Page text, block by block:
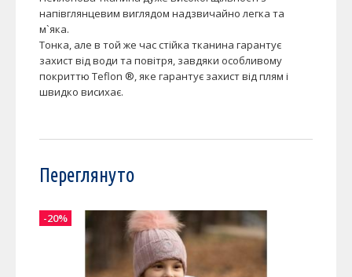
напівглянцевим виглядом надзвичайно легка та
м`яка.
Тонка, але в той же час стійка тканина гарантує
захист від води та повітря, завдяки особливому
покриттю Teflon ®, яке гарантує захист від плям і
швидко висихає.
Переглянуто
-20%